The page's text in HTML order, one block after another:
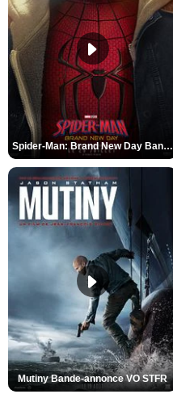
Spider-Man: Brand New Day Bande-annonce VO STFR
Mutiny Bande-annonce VO STFR